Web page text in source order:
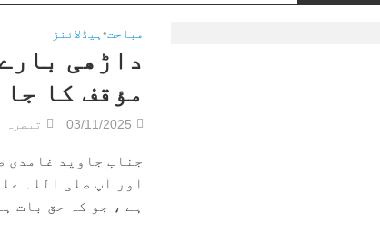
مباحث• ہیڈلائنز
داڑھی
مؤقف کا
03/11/2025 تبصرہ
جناب جاوید غامدی
اور آپ صلی اللہ
ہے ، جو کہ حق بات